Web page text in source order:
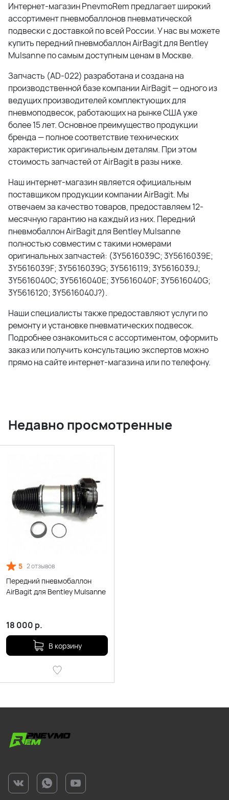
Интернет-магазин PnevmoRem предлагает широкий
ассортимент пневмобаллонов пневматической
подвески с доставкой по всей России. У нас вы можете
купить передний пневмобаллон AirBagit для Bentley
Mulsanne по самым доступным ценам в Москве.
Запчасть (AD-022) разработана и создана на
производственной базе компании AirBagit — одного из
ведущих производителей комплектующих для
пневмоподвесок, работающих на рынке США уже
более 15 лет. Основное преимущество продукции
бренда — полное соответствие технических
характеристик оригинальным деталям. При этом
стоимость запчастей от AirBagit в разы ниже.
Наш интернет-магазин является официальным
поставщиком продукции компании AirBagit. Мы
отвечаем за качество товаров, предоставляем 12-
месячную гарантию на каждый из них. Передний
пневмобаллон AirBagit для Bentley Mulsanne
полностью совместим с такими номерами
оригинальных запчастей: (3Y5616039C; 3Y5616039E;
3Y5616039F; 3Y5616039G; 3Y5616119; 3Y5616039J;
3Y5616040C; 3Y5616040E; 3Y5616040F; 3Y5616040G;
3Y5616120; 3Y5616040J?).
Наши специалисты также предоставляют услуги по
ремонту и установке пневматических подвесок.
Подробнее ознакомиться с ассортиментом, оформить
заказ или получить консультацию экспертов можно
прямо на сайте интернет-магазина или по телефону.
Недавно просмотренные
5 2 отзывов
Передний пневмобаллон
AirBagit для Bentley Mulsanne
18 000 р.
В корзину